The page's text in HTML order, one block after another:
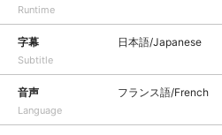
Runtime
字幕
Subtitle
日本語/Japanese
音声
Language
フランス語/French